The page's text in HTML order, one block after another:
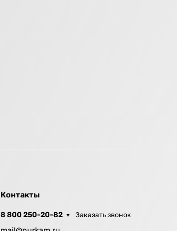
Контакты
8 800 250-20-82 Заказать звонок